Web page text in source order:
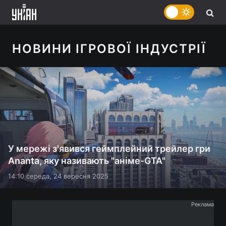
НОВИНИ ІГРОВОЇ ІНДУСТРІЇ
У мережі з'явився геймплейний трейлер гри
Ananta, яку називають "аніме-GTA"
14:10 середа, 24 вересня 2025
Реклама